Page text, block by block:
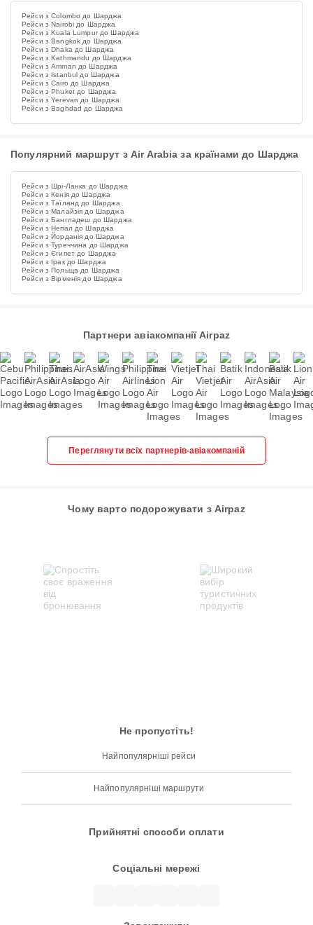
Рейси з Colombo до Шарджа
Рейси з Nairobi до Шарджа
Рейси з Kuala Lumpur до Шарджа
Рейси з Bangkok до Шарджа
Рейси з Dhaka до Шарджа
Рейси з Kathmandu до Шарджа
Рейси з Amman до Шарджа
Рейси з Istanbul до Шарджа
Рейси з Cairo до Шарджа
Рейси з Phuket до Шарджа
Рейси з Yerevan до Шарджа
Рейси з Baghdad до Шарджа
Популярний маршрут з Air Arabia за країнами до Шарджа
Рейси з Шрі-Ланка до Шарджа
Рейси з Кенія до Шарджа
Рейси з Таїланд до Шарджа
Рейси з Малайзія до Шарджа
Рейси з Бангладеш до Шарджа
Рейси з Непал до Шарджа
Рейси з Йорданія до Шарджа
Рейси з Туреччина до Шарджа
Рейси з Єгипет до Шарджа
Рейси з Ірак до Шарджа
Рейси з Польща до Шарджа
Рейси з Вірменія до Шарджа
Партнери авіакомпанії Airpaz
Переглянути всіх партнерів-авіакомпаній
Чому варто подорожувати з Airpaz
Не пропустіть!
Найпопулярніші рейси
Найпопулярніші маршрути
Прийнятні способи оплати
Соціальні мережі